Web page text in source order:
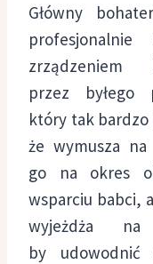
Główny
profesjonalnie
zrządzeniem
przez byłego
który tak bardzo
że wymusza
go na okres
wsparciu babci,
wyjeżdża
by